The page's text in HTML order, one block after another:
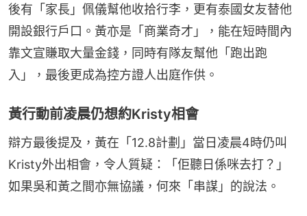
後有「家長」佩儀幫他收拾行李，更有泰國女友替他
開設銀行戶口。黃亦是「商業奇才」，能在短時間內
靠文宣賺取大量金錢，同時有隊友幫他「跑出跑
入」，最後更成為控方證人出庭作供。
黃行動前凌晨仍想約Kristy相會
辯方最後提及，黃在「12.8計劃」當日凌晨4時仍叫
Kristy外出相會，令人質疑：「佢聽日係咪去打？」
如果吳和黃之間亦無協議，何來「串謀」的說法。